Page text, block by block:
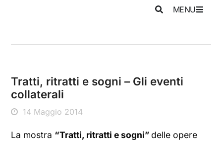
MENU
Tratti, ritratti e sogni – Gli eventi
collaterali
14 Maggio 2014
La mostra “Tratti, ritratti e sogni” delle opere